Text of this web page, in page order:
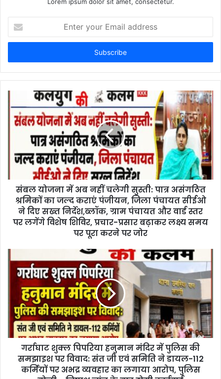
t
r
y
संबल योजना में अब नहीं चलेगी सुस्ती: पात्र असंगठित
श्रमिकों का जल्द कराएं पंजीयन, जिला पंचायत सीईओ
ने दिए सख्त निर्देश,ब्लॉक, ग्राम पंचायत और वार्ड स्तर
पर लगेंगे विशेष शिविर, प्रचार-प्रसार बढ़ाकर लक्ष्य समय
पर पूरा करने पर जोर
गर्राघाट शुक्ल पिपरिया हनुमान मंदिर में पुलिस की
समझाइश पर विवाद: संत जी एवं समिति ने डायल-112
कर्मियों पर अभद्र व्यवहार का लगाया आरोप, पुलिस